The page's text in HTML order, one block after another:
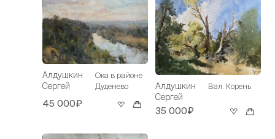
Алдушкин
Сергей
Ока в районе
Дуденево
45 000₽
Алдушкин
Сергей
Вал. Корень
35 000₽